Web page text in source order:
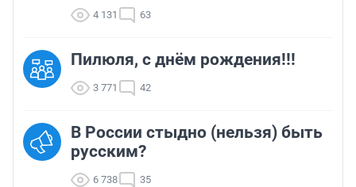
4 131 63
Пилюля, с днём рождения!!!
3 771 42
В России стыдно (нельзя) быть
русским?
6 738 35